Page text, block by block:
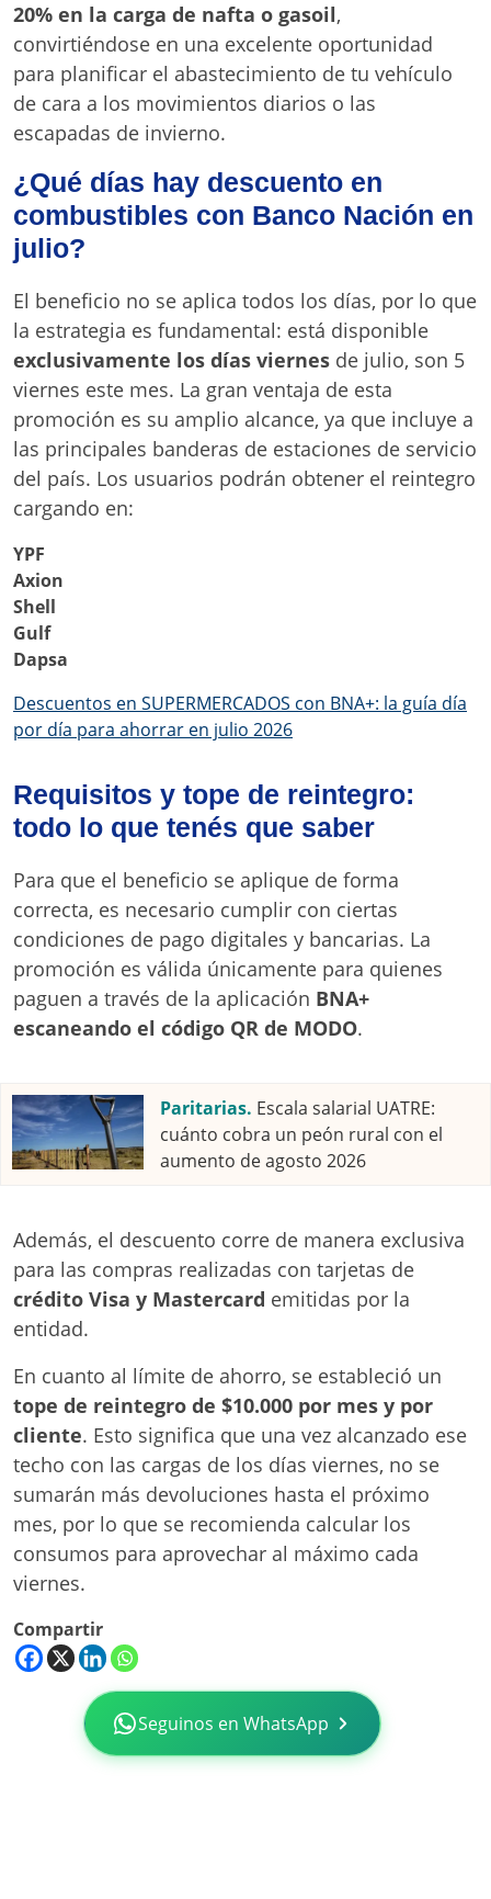
20% en la carga de nafta o gasoil,
convirtiéndose en una excelente oportunidad
para planificar el abastecimiento de tu vehículo
de cara a los movimientos diarios o las
escapadas de invierno.
¿Qué días hay descuento en
combustibles con Banco Nación en
julio?
El beneficio no se aplica todos los días, por lo que
la estrategia es fundamental: está disponible
exclusivamente los días viernes de julio, son 5
viernes este mes. La gran ventaja de esta
promoción es su amplio alcance, ya que incluye a
las principales banderas de estaciones de servicio
del país. Los usuarios podrán obtener el reintegro
cargando en:
YPF
Axion
Shell
Gulf
Dapsa
Descuentos en SUPERMERCADOS con BNA+: la guía día
por día para ahorrar en julio 2026
Requisitos y tope de reintegro:
todo lo que tenés que saber
Para que el beneficio se aplique de forma
correcta, es necesario cumplir con ciertas
condiciones de pago digitales y bancarias. La
promoción es válida únicamente para quienes
paguen a través de la aplicación BNA+
escaneando el código QR de MODO.
Paritarias. Escala salarial UATRE:
cuánto cobra un peón rural con el
aumento de agosto 2026
Además, el descuento corre de manera exclusiva
para las compras realizadas con tarjetas de
crédito Visa y Mastercard emitidas por la
entidad.
En cuanto al límite de ahorro, se estableció un
tope de reintegro de $10.000 por mes y por
cliente. Esto significa que una vez alcanzado ese
techo con las cargas de los días viernes, no se
sumarán más devoluciones hasta el próximo
mes, por lo que se recomienda calcular los
consumos para aprovechar al máximo cada
viernes.
Compartir
Seguinos en WhatsApp